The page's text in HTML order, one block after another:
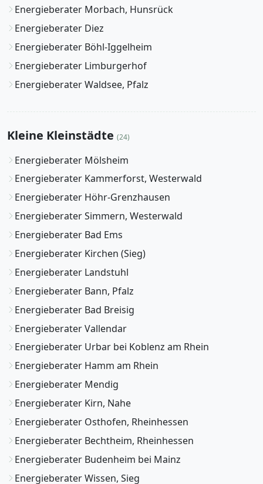
Energieberater Morbach, Hunsrück
Energieberater Diez
Energieberater Böhl-Iggelheim
Energieberater Limburgerhof
Energieberater Waldsee, Pfalz
Kleine Kleinstädte (24)
Energieberater Mölsheim
Energieberater Kammerforst, Westerwald
Energieberater Höhr-Grenzhausen
Energieberater Simmern, Westerwald
Energieberater Bad Ems
Energieberater Kirchen (Sieg)
Energieberater Landstuhl
Energieberater Bann, Pfalz
Energieberater Bad Breisig
Energieberater Vallendar
Energieberater Urbar bei Koblenz am Rhein
Energieberater Hamm am Rhein
Energieberater Mendig
Energieberater Kirn, Nahe
Energieberater Osthofen, Rheinhessen
Energieberater Bechtheim, Rheinhessen
Energieberater Budenheim bei Mainz
Energieberater Wissen, Sieg